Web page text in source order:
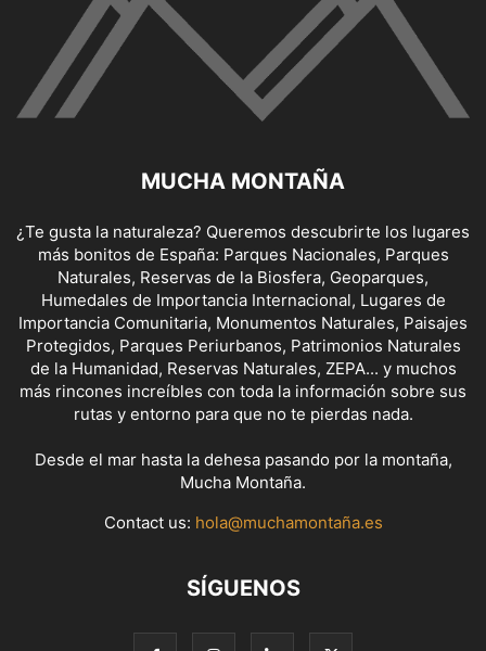
MUCHA MONTAÑA
¿Te gusta la naturaleza? Queremos descubrirte los lugares
más bonitos de España: Parques Nacionales, Parques
Naturales, Reservas de la Biosfera, Geoparques,
Humedales de Importancia Internacional, Lugares de
Importancia Comunitaria, Monumentos Naturales, Paisajes
Protegidos, Parques Periurbanos, Patrimonios Naturales
de la Humanidad, Reservas Naturales, ZEPA... y muchos
más rincones increíbles con toda la información sobre sus
rutas y entorno para que no te pierdas nada.
Desde el mar hasta la dehesa pasando por la montaña,
Mucha Montaña.
Contact us: hola@muchamontaña.es
SÍGUENOS